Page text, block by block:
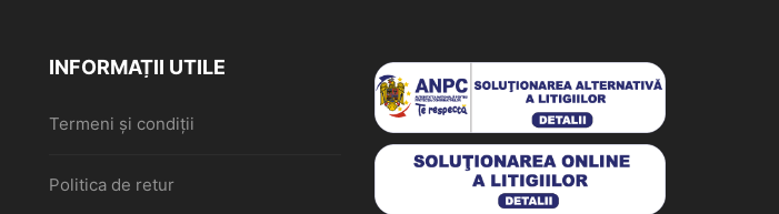
INFORMAȚII UTILE
Termeni și condiții
Politica de retur